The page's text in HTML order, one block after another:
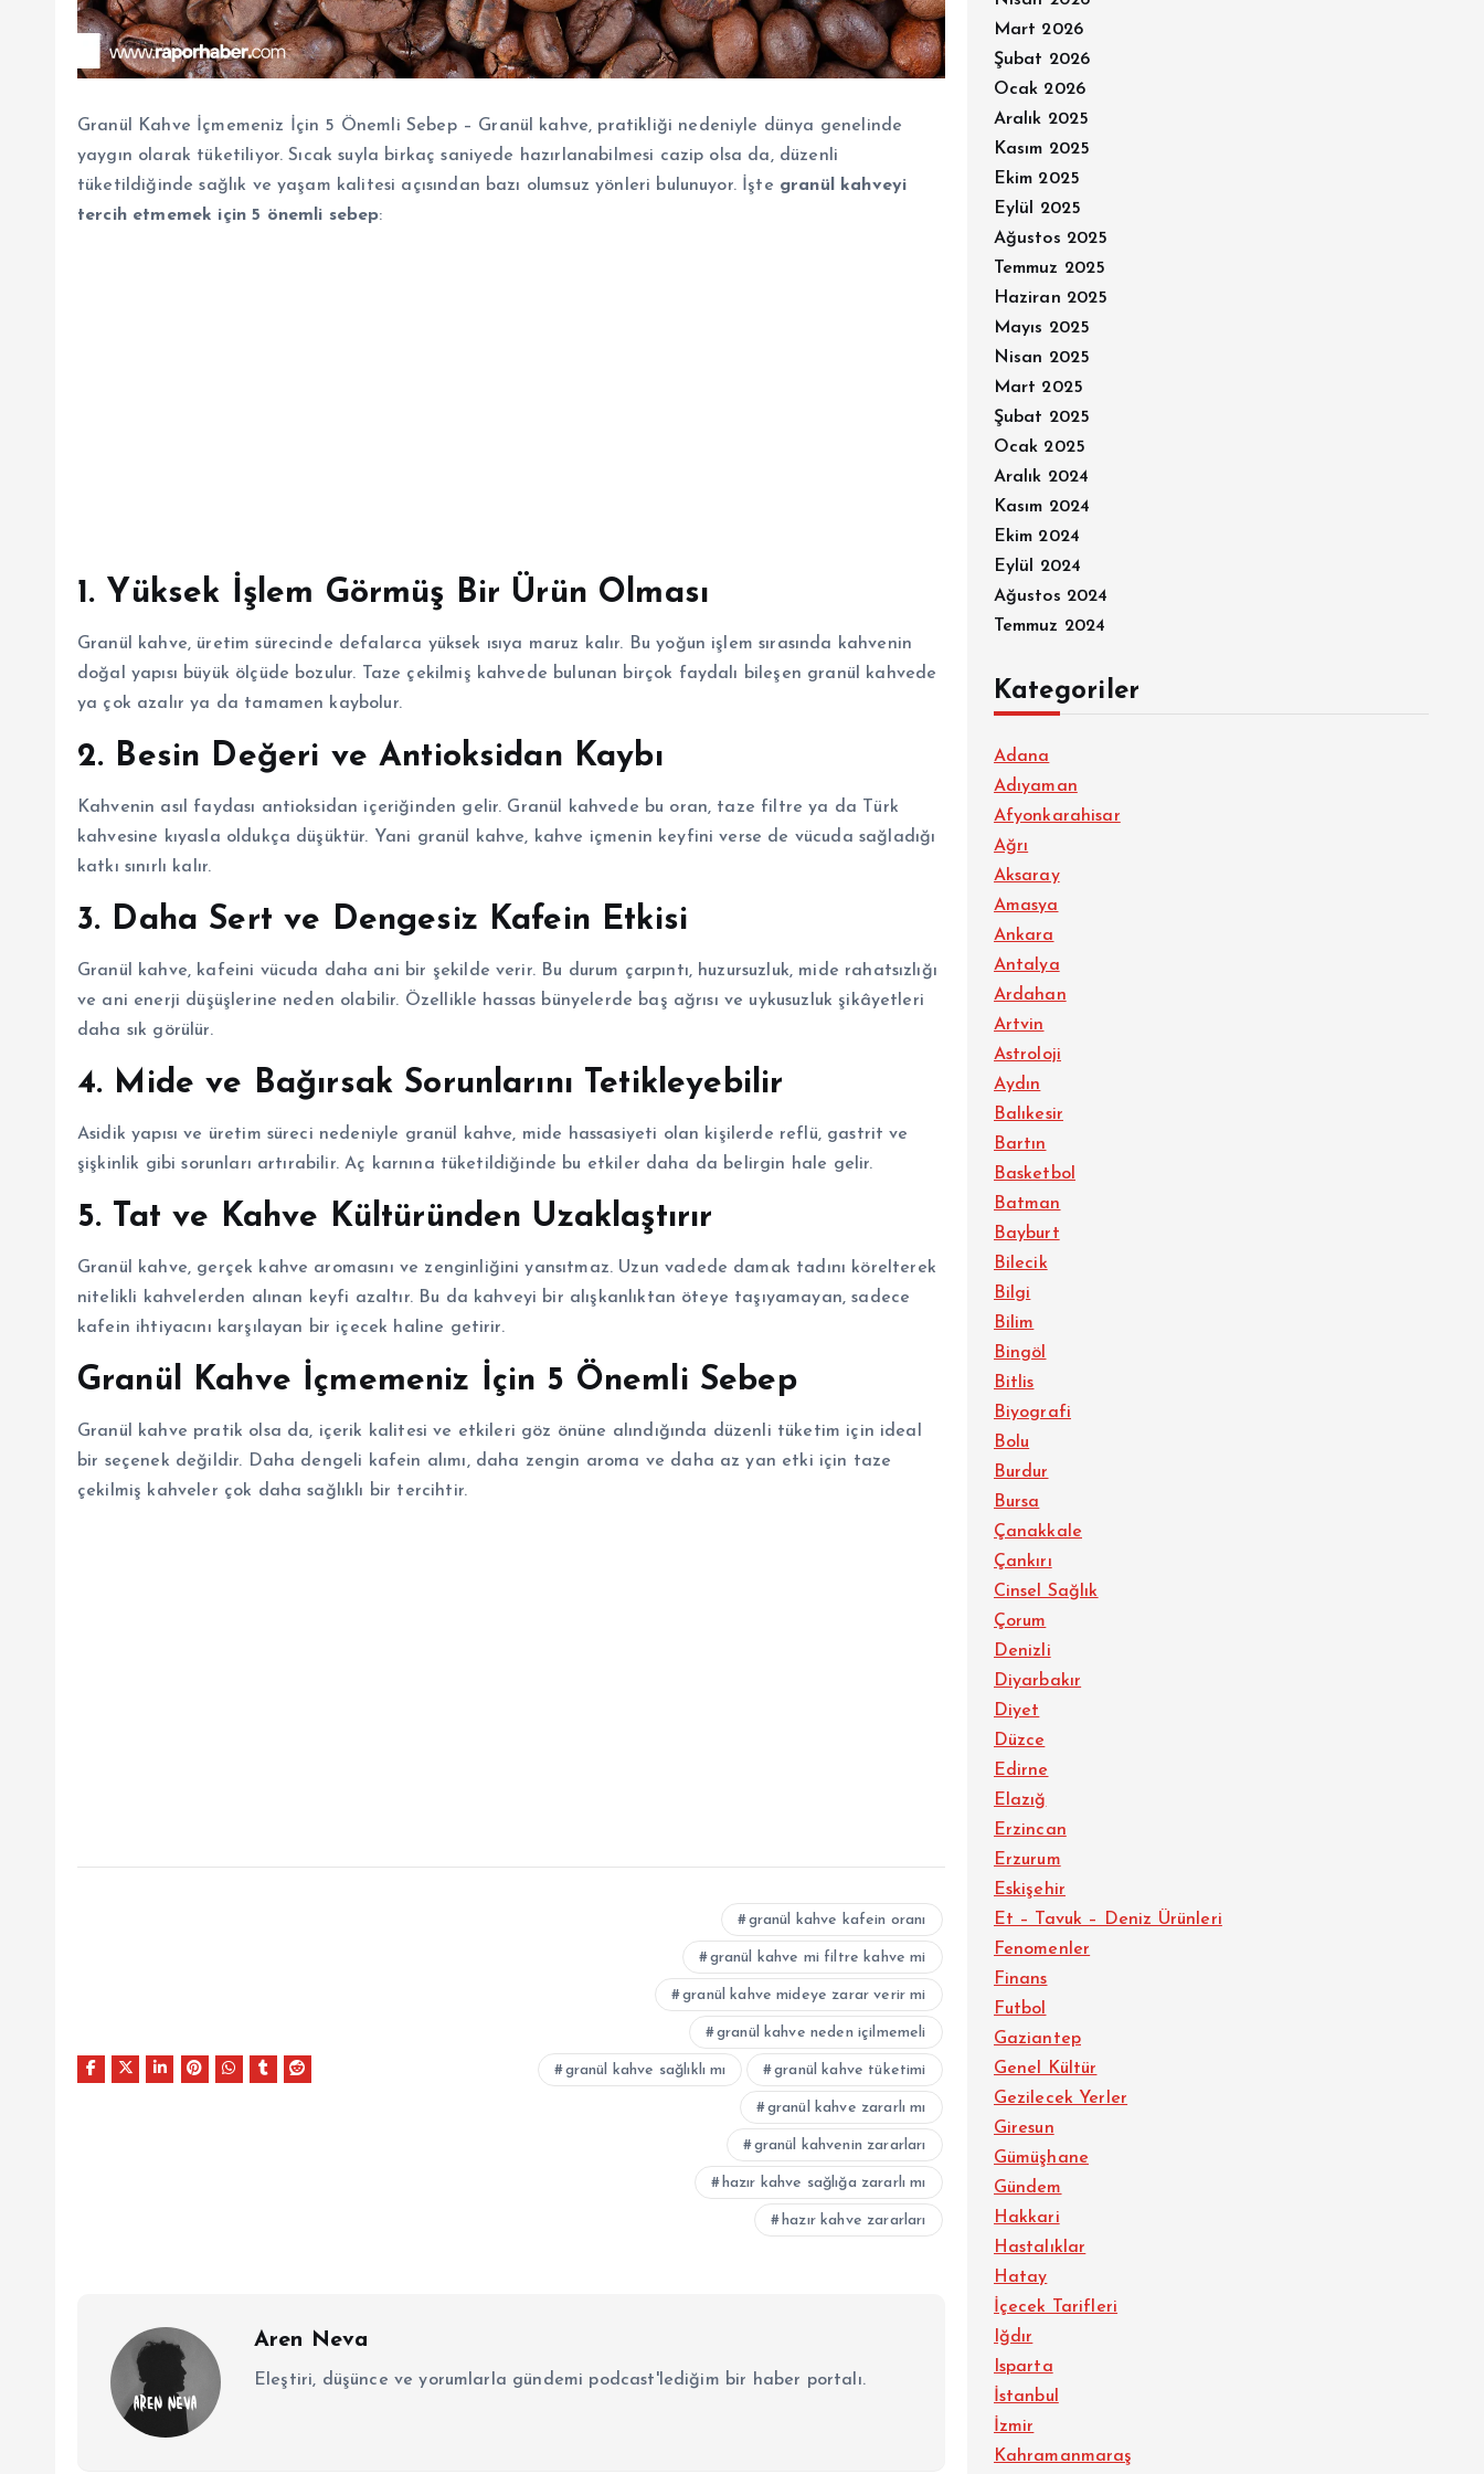
Granül Kahve İçmemeniz İçin 5 Önemli Sebep – Granül kahve, pratikliği nedeniyle dünya genelinde
yaygın olarak tüketiliyor. Sıcak suyla birkaç saniyede hazırlanabilmesi cazip olsa da, düzenli
tüketildiğinde sağlık ve yaşam kalitesi açısından bazı olumsuz yönleri bulunuyor. İşte granül kahveyi
tercih etmemek için 5 önemli sebep:
1. Yüksek İşlem Görmüş Bir Ürün Olması
Granül kahve, üretim sürecinde defalarca yüksek ısıya maruz kalır. Bu yoğun işlem sırasında kahvenin
doğal yapısı büyük ölçüde bozulur. Taze çekilmiş kahvede bulunan birçok faydalı bileşen granül kahvede
ya çok azalır ya da tamamen kaybolur.
2. Besin Değeri ve Antioksidan Kaybı
Kahvenin asıl faydası antioksidan içeriğinden gelir. Granül kahvede bu oran, taze filtre ya da Türk
kahvesine kıyasla oldukça düşüktür. Yani granül kahve, kahve içmenin keyfini verse de vücuda sağladığı
katkı sınırlı kalır.
3. Daha Sert ve Dengesiz Kafein Etkisi
Granül kahve, kafeini vücuda daha ani bir şekilde verir. Bu durum çarpıntı, huzursuzluk, mide rahatsızlığı
ve ani enerji düşüşlerine neden olabilir. Özellikle hassas bünyelerde baş ağrısı ve uykusuzluk şikâyetleri
daha sık görülür.
4. Mide ve Bağırsak Sorunlarını Tetikleyebilir
Asidik yapısı ve üretim süreci nedeniyle granül kahve, mide hassasiyeti olan kişilerde reflü, gastrit ve
şişkinlik gibi sorunları artırabilir. Aç karnına tüketildiğinde bu etkiler daha da belirgin hale gelir.
5. Tat ve Kahve Kültüründen Uzaklaştırır
Granül kahve, gerçek kahve aromasını ve zenginliğini yansıtmaz. Uzun vadede damak tadını körelterek
nitelikli kahvelerden alınan keyfi azaltır. Bu da kahveyi bir alışkanlıktan öteye taşıyamayan, sadece
kafein ihtiyacını karşılayan bir içecek haline getirir.
Granül Kahve İçmemeniz İçin 5 Önemli Sebep
Granül kahve pratik olsa da, içerik kalitesi ve etkileri göz önüne alındığında düzenli tüketim için ideal
bir seçenek değildir. Daha dengeli kafein alımı, daha zengin aroma ve daha az yan etki için taze
çekilmiş kahveler çok daha sağlıklı bir tercihtir.
granül kahve kafein oranı
granül kahve mi filtre kahve mi
granül kahve mideye zarar verir mi
granül kahve neden içilmemeli
granül kahve sağlıklı mı granül kahve tüketimi
granül kahve zararlı mı
granül kahvenin zararları
hazır kahve sağlığa zararlı mı
hazır kahve zararları
Aren Neva
Eleştiri, düşünce ve yorumlarla gündemi podcast'lediğim bir haber portalı.
Mart 2026
Şubat 2026
Ocak 2026
Aralık 2025
Kasım 2025
Ekim 2025
Eylül 2025
Ağustos 2025
Temmuz 2025
Haziran 2025
Mayıs 2025
Nisan 2025
Mart 2025
Şubat 2025
Ocak 2025
Aralık 2024
Kasım 2024
Ekim 2024
Eylül 2024
Ağustos 2024
Temmuz 2024
Kategoriler
Adana
Adıyaman
Afyonkarahisar
Ağrı
Aksaray
Amasya
Ankara
Antalya
Ardahan
Artvin
Astroloji
Aydın
Balıkesir
Bartın
Basketbol
Batman
Bayburt
Bilecik
Bilgi
Bilim
Bingöl
Bitlis
Biyografi
Bolu
Burdur
Bursa
Çanakkale
Çankırı
Cinsel Sağlık
Çorum
Denizli
Diyarbakır
Diyet
Düzce
Edirne
Elazığ
Erzincan
Erzurum
Eskişehir
Et – Tavuk – Deniz Ürünleri
Fenomenler
Finans
Futbol
Gaziantep
Genel Kültür
Gezilecek Yerler
Giresun
Gümüşhane
Gündem
Hakkari
Hastalıklar
Hatay
İçecek Tarifleri
Iğdır
Isparta
İstanbul
İzmir
Kahramanmaraş